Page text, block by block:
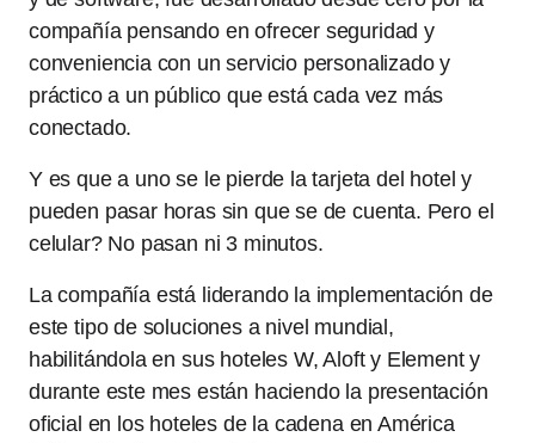
compañía pensando en ofrecer seguridad y
conveniencia con un servicio personalizado y
práctico a un público que está cada vez más
conectado.
Y es que a uno se le pierde la tarjeta del hotel y
pueden pasar horas sin que se de cuenta. Pero el
celular? No pasan ni 3 minutos.
La compañía está liderando la implementación de
este tipo de soluciones a nivel mundial,
habilitándola en sus hoteles W, Aloft y Element y
durante este mes están haciendo la presentación
oficial en los hoteles de la cadena en América